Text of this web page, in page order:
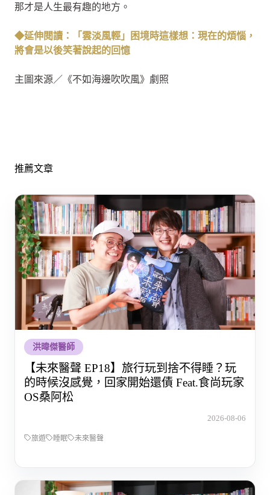
那才是人生最有趣的地方。
◆延伸閱讀：「雲淡風輕」困境時這樣想：現在的煩惱，
將會是以後笑著說起的回憶
主圖來源／《不如海邊吹吹風》劇照
推薦文章
洪暐傑醫師
【未來醫聲 EP18】旅行玩到捨不得睡？玩
的時候沒感覺，回家開始還債 Feat.食尚玩家
OS桑阿松
2026-08-06
旅遊 睡眠 未來醫聲